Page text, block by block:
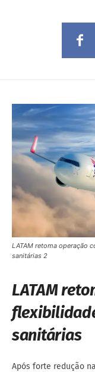
LATAM retoma operação
sanitárias 2
LATAM
sanitárias
Após forte redução